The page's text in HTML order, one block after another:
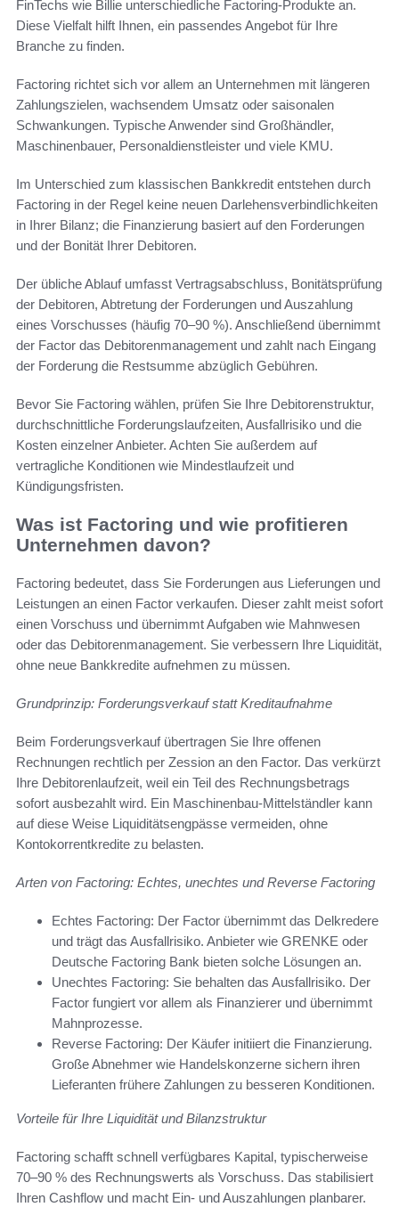
FinTechs wie Billie unterschiedliche Factoring-Produkte an.
Diese Vielfalt hilft Ihnen, ein passendes Angebot für Ihre
Branche zu finden.
Factoring richtet sich vor allem an Unternehmen mit längeren
Zahlungszielen, wachsendem Umsatz oder saisonalen
Schwankungen. Typische Anwender sind Großhändler,
Maschinenbauer, Personaldienstleister und viele KMU.
Im Unterschied zum klassischen Bankkredit entstehen durch
Factoring in der Regel keine neuen Darlehensverbindlichkeiten
in Ihrer Bilanz; die Finanzierung basiert auf den Forderungen
und der Bonität Ihrer Debitoren.
Der übliche Ablauf umfasst Vertragsabschluss, Bonitätsprüfung
der Debitoren, Abtretung der Forderungen und Auszahlung
eines Vorschusses (häufig 70–90 %). Anschließend übernimmt
der Factor das Debitorenmanagement und zahlt nach Eingang
der Forderung die Restsumme abzüglich Gebühren.
Bevor Sie Factoring wählen, prüfen Sie Ihre Debitorenstruktur,
durchschnittliche Forderungslaufzeiten, Ausfallrisiko und die
Kosten einzelner Anbieter. Achten Sie außerdem auf
vertragliche Konditionen wie Mindestlaufzeit und
Kündigungsfristen.
Was ist Factoring und wie profitieren
Unternehmen davon?
Factoring bedeutet, dass Sie Forderungen aus Lieferungen und
Leistungen an einen Factor verkaufen. Dieser zahlt meist sofort
einen Vorschuss und übernimmt Aufgaben wie Mahnwesen
oder das Debitorenmanagement. Sie verbessern Ihre Liquidität,
ohne neue Bankkredite aufnehmen zu müssen.
Grundprinzip: Forderungsverkauf statt Kreditaufnahme
Beim Forderungsverkauf übertragen Sie Ihre offenen
Rechnungen rechtlich per Zession an den Factor. Das verkürzt
Ihre Debitorenlaufzeit, weil ein Teil des Rechnungsbetrags
sofort ausbezahlt wird. Ein Maschinenbau-Mittelständler kann
auf diese Weise Liquiditätsengpässe vermeiden, ohne
Kontokorrentkredite zu belasten.
Arten von Factoring: Echtes, unechtes und Reverse Factoring
Echtes Factoring: Der Factor übernimmt das Delkredere
und trägt das Ausfallrisiko. Anbieter wie GRENKE oder
Deutsche Factoring Bank bieten solche Lösungen an.
Unechtes Factoring: Sie behalten das Ausfallrisiko. Der
Factor fungiert vor allem als Finanzierer und übernimmt
Mahnprozesse.
Reverse Factoring: Der Käufer initiiert die Finanzierung.
Große Abnehmer wie Handelskonzerne sichern ihren
Lieferanten frühere Zahlungen zu besseren Konditionen.
Vorteile für Ihre Liquidität und Bilanzstruktur
Factoring schafft schnell verfügbares Kapital, typischerweise
70–90 % des Rechnungswerts als Vorschuss. Das stabilisiert
Ihren Cashflow und macht Ein- und Auszahlungen planbarer.